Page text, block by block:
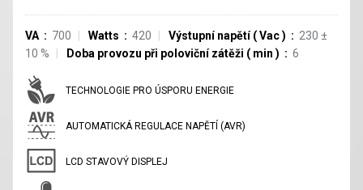
VA 700 Watts 420 Výstupní napětí(Vac) 230 ±
10 % Doba provozu při poloviční zátěži ( min ) 6
TECHNOLOGIE PRO ÚSPORU ENERGIE
AUTOMATICKÁ REGULACE NAPĚTÍ (AVR)
LCD STAVOVÝ DISPLEJ